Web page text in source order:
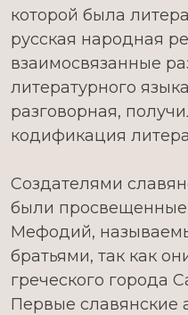
которой была
русская народная
взаимосвязанные
литературного
разговорная,
кодификация
Создателями
были просвещенные
Мефодий,
братьями, так как
греческого города
Первые славянские